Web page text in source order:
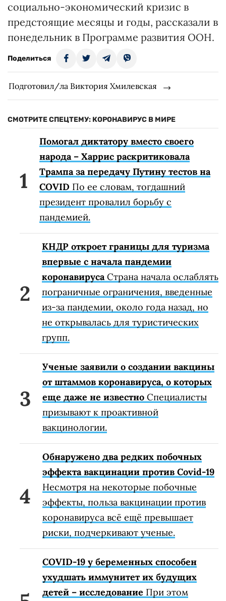
социально-экономический кризис в
предстоящие месяцы и годы, рассказали в
понедельник в Программе развития ООН.
Поделиться
Подготовил/ла Виктория Хмилевская
СМОТРИТЕ СПЕЦТЕМУ: КОРОНАВИРУС В МИРЕ
Помогал диктатору вместо своего
народа – Харрис раскритиковала
Трампа за передачу Путину тестов на
COVID По ее словам, тогдашний
президент провалил борьбу с
пандемией.
КНДР откроет границы для туризма
впервые с начала пандемии
коронавирусаСтрана начала ослаблять
пограничные ограничения, введенные
из-за пандемии, около года назад, но
не открывалась для туристических
групп.
Ученые заявили о создании вакцины
от штаммов коронавируса, о которых
еще даже не известно Специалисты
призывают к проактивной
вакцинологии.
Обнаружено два редких побочных
эффекта вакцинации против Covid-19
Несмотря на некоторые побочные
эффекты, польза вакцинации против
коронавируса всё ещё превышает
риски, подчеркивают ученые.
COVID-19 у беременных способен
ухудшать иммунитет их будущих
детей – исследование При этом